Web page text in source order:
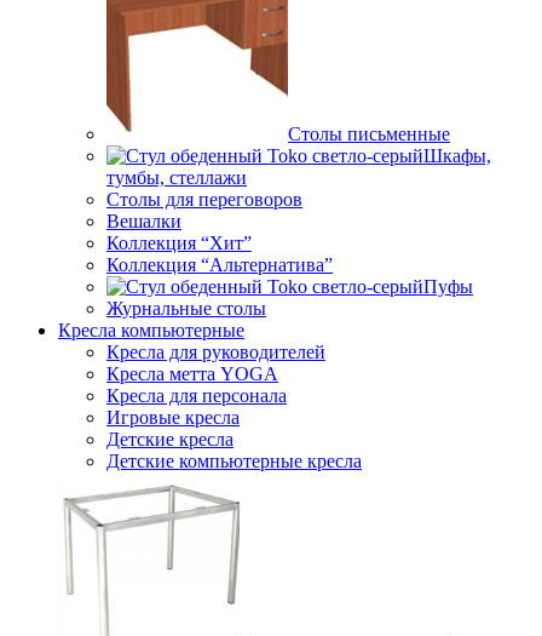
Столы письменные
Шкафы,
тумбы, стеллажи
Столы для переговоров
Вешалки
Коллекция “Хит”
Коллекция “Альтернатива”
Пуфы
Журнальные столы
Кресла компьютерные
Кресла для руководителей
Кресла метта YOGA
Кресла для персонала
Игровые кресла
Детские кресла
Детские компьютерные кресла